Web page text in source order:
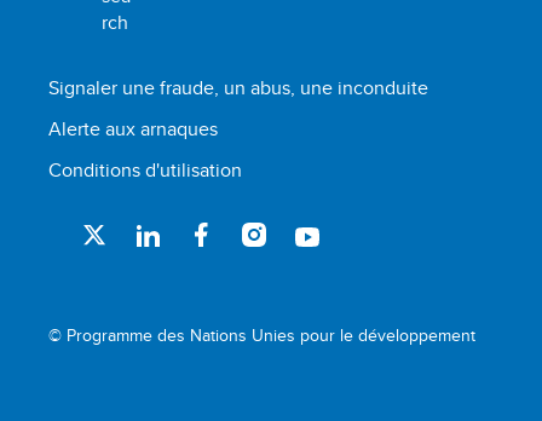
Signaler une fraude, un abus, une inconduite
Alerte aux arnaques
Conditions d'utilisation
© Programme des Nations Unies pour le développement